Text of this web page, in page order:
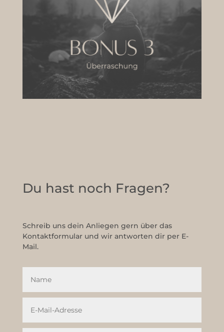
Du hast noch Fragen?
Schreib uns dein Anliegen gern über das
Kontaktformular und wir antworten dir per E-
Mail.